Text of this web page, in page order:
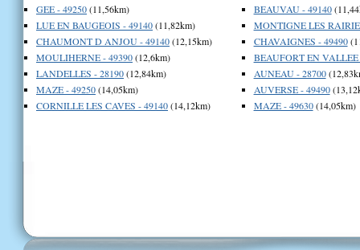
GEE - 49250(11,56km)
LUE EN BAUGEOIS - 49140(11,82km)
CHAUMONT D ANJOU - 49140(12,15km)
MOULIHERNE - 49390(12,6km)
LANDELLES - 28190(12,84km)
MAZE - 49250(14,05km)
CORNILLE LES CAVES - 49140(14,12km)
BEAUVAU - 49140
MONTIGNE LES
CHAVAIGNES - 49490
BEAUFORT EN VALLEE
AUNEAU - 28700
AUVERSE - 49490
MAZE - 49630(14,05km)